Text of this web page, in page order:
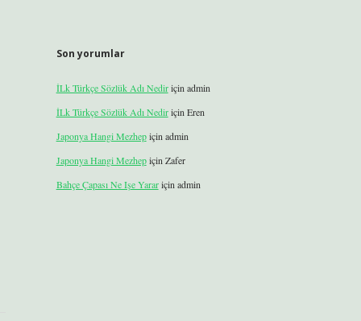
Son yorumlar
İLk Türkçe Sözlük Adı Nediriçin admin
İLk Türkçe Sözlük Adı Nediriçin Eren
Japonya Hangi Mezhepiçin admin
Japonya Hangi Mezhepiçin Zafer
Bahçe Çapası Ne Işe Yarariçin admin